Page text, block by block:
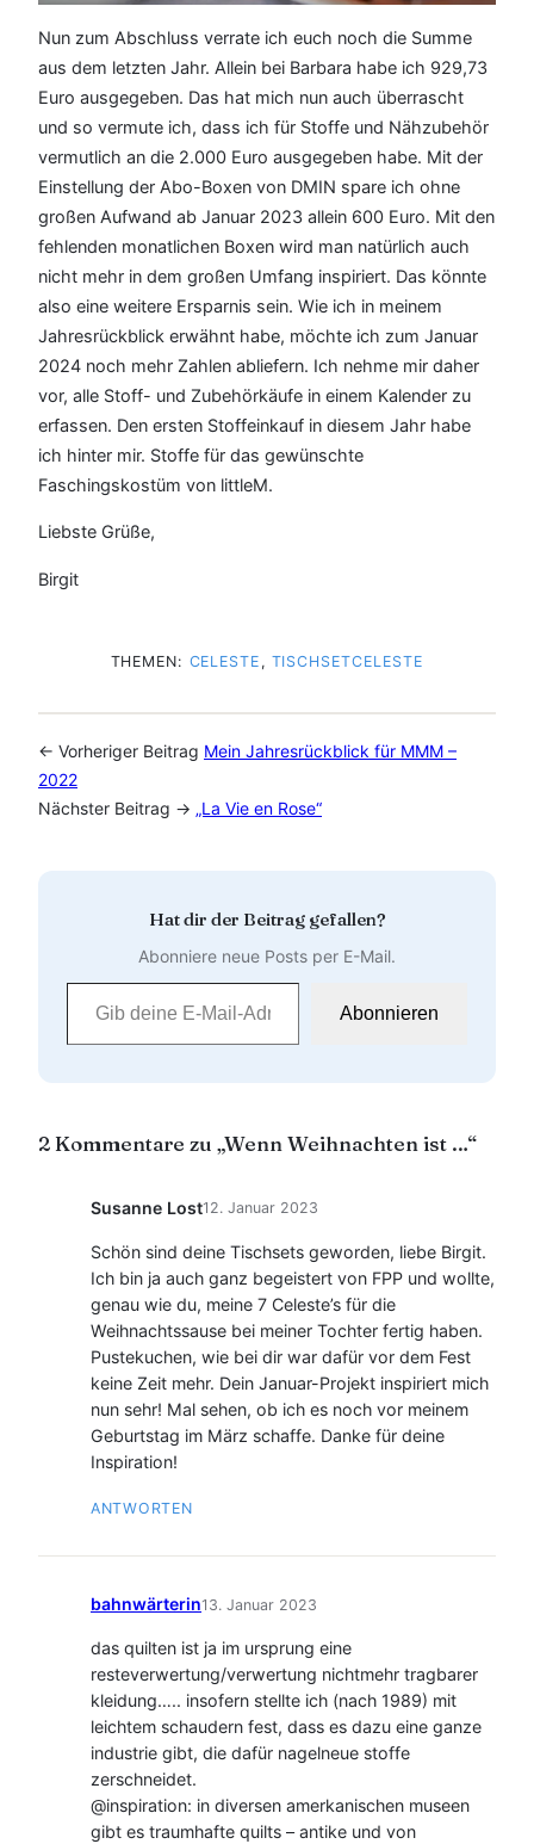
Nun zum Abschluss verrate ich euch noch die Summe
aus dem letzten Jahr. Allein bei Barbara habe ich 929,73
Euro ausgegeben. Das hat mich nun auch überrascht
und so vermute ich, dass ich für Stoffe und Nähzubehör
vermutlich an die 2.000 Euro ausgegeben habe. Mit der
Einstellung der Abo-Boxen von DMIN spare ich ohne
großen Aufwand ab Januar 2023 allein 600 Euro. Mit den
fehlenden monatlichen Boxen wird man natürlich auch
nicht mehr in dem großen Umfang inspiriert. Das könnte
also eine weitere Ersparnis sein. Wie ich in meinem
Jahresrückblick erwähnt habe, möchte ich zum Januar
2024 noch mehr Zahlen abliefern. Ich nehme mir daher
vor, alle Stoff- und Zubehörkäufe in einem Kalender zu
erfassen. Den ersten Stoffeinkauf in diesem Jahr habe
ich hinter mir. Stoffe für das gewünschte
Faschingskostüm von littleM.
Liebste Grüße,
Birgit
THEMEN: CELESTE , TISCHSETCELESTE
← Vorheriger Beitrag Mein Jahresrückblick für MMM –
2022
Nächster Beitrag → „La Vie en Rose“
Hat dir der Beitrag gefallen?
Abonniere neue Posts per E-Mail.
Gib deine E-Mail-Adresse ein …
Abonnieren
2 Kommentare zu „Wenn Weihnachten ist …“
Susanne Lost12. Januar 2023
Schön sind deine Tischsets geworden, liebe Birgit.
Ich bin ja auch ganz begeistert von FPP und wollte,
genau wie du, meine 7 Celeste’s für die
Weihnachtssause bei meiner Tochter fertig haben.
Pustekuchen, wie bei dir war dafür vor dem Fest
keine Zeit mehr. Dein Januar-Projekt inspiriert mich
nun sehr! Mal sehen, ob ich es noch vor meinem
Geburtstag im März schaffe. Danke für deine
Inspiration!
ANTWORTEN
bahnwärterin13. Januar 2023
das quilten ist ja im ursprung eine
resteverwertung/verwertung nichtmehr tragbarer
kleidung….. insofern stellte ich (nach 1989) mit
leichtem schaudern fest, dass es dazu eine ganze
industrie gibt, die dafür nagelneue stoffe
zerschneidet.
@inspiration: in diversen amerkanischen museen
gibt es traumhafte quilts – antike und von